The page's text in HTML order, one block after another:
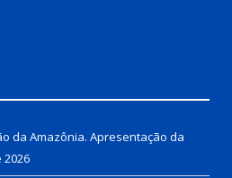
da Amazônia. Apresentação da
2026